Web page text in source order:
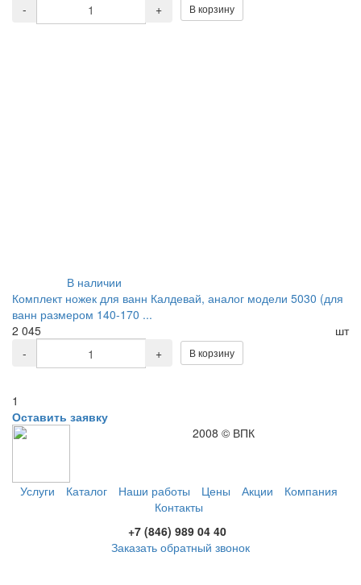
-
+ В корзину
В наличии
Комплект ножек для ванн Калдевай, аналог модели 5030 (для
ванн размером 140-170 ...
2 045
шт
-
+ В корзину
1
Оставить заявку
2008 © ВПК
Услуги Каталог Наши работы Цены Акции
Компания
Контакты
+7 (846) 989 04 40
Заказать обратный звонок